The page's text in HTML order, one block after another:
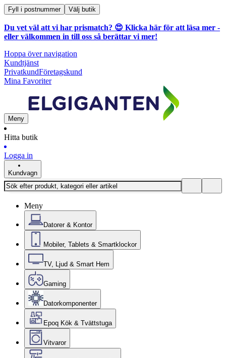
Fyll i postnummer Välj butik
Du vet väl att vi har prismatch? 😍 Klicka här för att läsa mer -
eller välkommen in till oss så berättar vi mer!
Hoppa över navigation
Kundtjänst
PrivatkundFöretagskund
Mina Favoriter
Meny
Hitta butik
Logga in
Kundvagn
Meny
Datorer & Kontor
Mobiler, Tablets & Smartklockor
TV, Ljud & Smart Hem
Gaming
Datorkomponenter
Epoq Kök & Tvättstuga
Vitvaror